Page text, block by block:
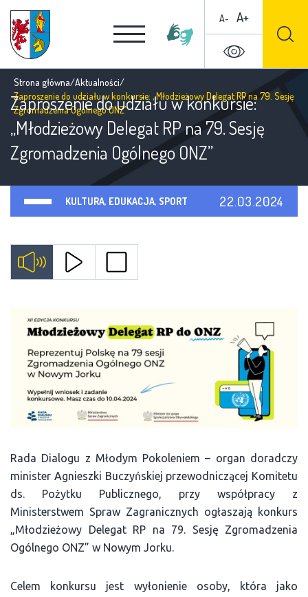
A- A+
Strona główna/Aktualności/
Zaproszenie do udziału w konkursie: „Młodzieżowy Delegat RP na 79. Sesję
Zgromadzenia Ogólnego ONZ”
Zaproszenie do udziału w konkursie:
„Młodzieżowy Delegat RP na 79. Sesję
Zgromadzenia Ogólnego ONZ”
KULTURA, EDUKACJA, SPORT 22.03.2024
Rada Dialogu z Młodym Pokoleniem – organ doradczy
minister Agnieszki Buczyńskiej przewodniczącej Komitetu
ds. Pożytku Publicznego, przy współpracy z
Ministerstwem Spraw Zagranicznych ogłaszają konkurs
„Młodzieżowy Delegat RP na 79. Sesję Zgromadzenia
Ogólnego ONZ” w Nowym Jorku.
Celem konkursu jest wyłonienie osoby, która jako